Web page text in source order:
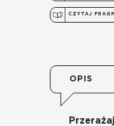
CZYTAJ
OPIS